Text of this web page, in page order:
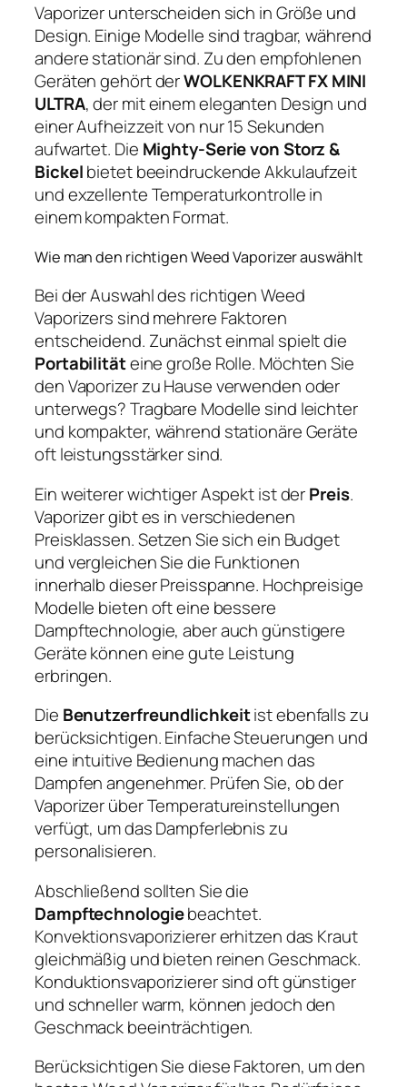
Vaporizer unterscheiden sich in Größe und
Design. Einige Modelle sind tragbar, während
andere stationär sind. Zu den empfohlenen
Geräten gehört derWOLKENKRAFT FX MINI
ULTRA, der mit einem eleganten Design und
einer Aufheizzeit von nur 15 Sekunden
aufwartet. Die Mighty-Serie von Storz &
Bickelbietet beeindruckende Akkulaufzeit
und exzellente Temperaturkontrolle in
einem kompakten Format.
Wie man den richtigen Weed Vaporizer auswählt
Bei der Auswahl des richtigen Weed
Vaporizers sind mehrere Faktoren
entscheidend. Zunächst einmal spielt die
Portabilitäteine große Rolle. Möchten Sie
den Vaporizer zu Hause verwenden oder
unterwegs? Tragbare Modelle sind leichter
und kompakter, während stationäre Geräte
oft leistungsstärker sind.
Ein weiterer wichtiger Aspekt ist derPreis.
Vaporizer gibt es in verschiedenen
Preisklassen. Setzen Sie sich ein Budget
und vergleichen Sie die Funktionen
innerhalb dieser Preisspanne. Hochpreisige
Modelle bieten oft eine bessere
Dampftechnologie, aber auch günstigere
Geräte können eine gute Leistung
erbringen.
Die Benutzerfreundlichkeitist ebenfalls zu
berücksichtigen. Einfache Steuerungen und
eine intuitive Bedienung machen das
Dampfen angenehmer. Prüfen Sie, ob der
Vaporizer über Temperatureinstellungen
verfügt, um das Dampferlebnis zu
personalisieren.
Abschließend sollten Sie die
Dampftechnologiebeachtet.
Konvektionsvaporizierer erhitzen das Kraut
gleichmäßig und bieten reinen Geschmack.
Konduktionsvaporizierer sind oft günstiger
und schneller warm, können jedoch den
Geschmack beeinträchtigen.
Berücksichtigen Sie diese Faktoren, um den